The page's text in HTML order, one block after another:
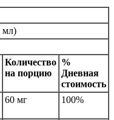
мл)
Количество
на порцию
%
Дневная
стоимость
60 мг 100%